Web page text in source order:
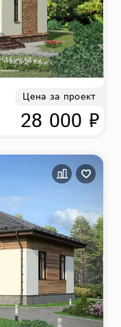
Цена за проект
28 000 ₽